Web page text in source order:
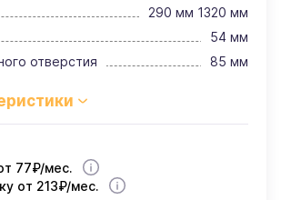
290 мм 1320 мм
54 мм
отверстия
85 мм
77₽/мес.
от 213₽/мес.